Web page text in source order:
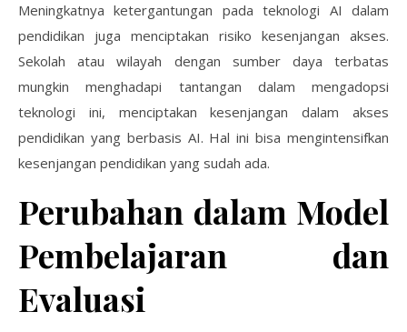
Meningkatnya ketergantungan pada teknologi AI dalam
pendidikan juga menciptakan risiko kesenjangan akses.
Sekolah atau wilayah dengan sumber daya terbatas
mungkin menghadapi tantangan dalam mengadopsi
teknologi ini, menciptakan kesenjangan dalam akses
pendidikan yang berbasis AI. Hal ini bisa mengintensifkan
kesenjangan pendidikan yang sudah ada.
Perubahan dalam Model
Pembelajaran dan
Evaluasi